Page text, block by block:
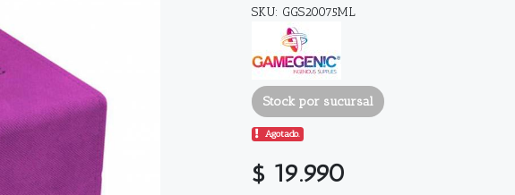
SKU: GGS20075ML
Stock por sucursal
Agotado.
$ 19.990